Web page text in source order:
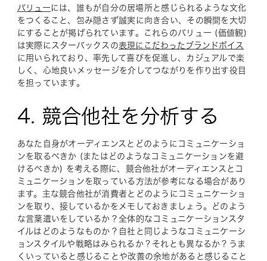
バリュー には、誰もが自分の居場所と感じられるような文化
をつくること、包み隠さず誠実に向き合い、その瞬間を大切
にすることが掲げられています。これらのバリュー (価値観)
は実際にスターバックスの表現にこだわったブランドボイス
に用いられており、率先して喜びを促進し、カジュアルで楽
しく、心地良いメッセージを介してつながりを作り出す役目
を担っています。
4. 競合他社を分析する
あなた自身がオーディエンスとどのようにコミュニケーショ
ンを取るべきか (またはどのようなコミュニケーションを避
けるべきか) を考える際に、競合他社がオーディエンスとコ
ミュニケーションを取っている方法が参考になる場合があり
ます。主な競合他社が消費者とどのようにコミュニケーショ
ンを取り、接しているかをメモしておきましょう。どのよう
な言葉遣いをしているか？全体的なコミュニケーションスタ
イルはどのようなものか？自社と同じようなコミュニケーシ
ョンスタイルや戦略はみられるか？それとも異なるか？うま
くいっていると感じることや改善の余地があると感じること